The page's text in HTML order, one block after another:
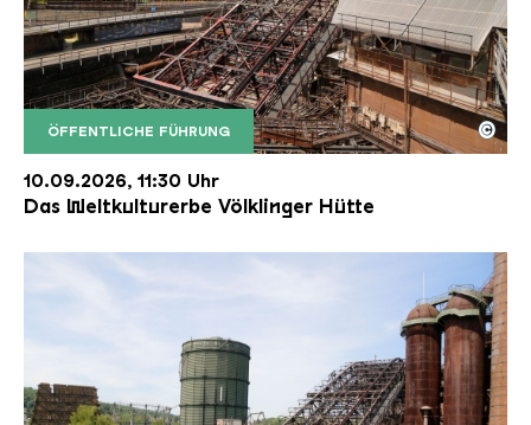
ÖFFENTLICHE FÜHRUNG
Der Erzschrägaufzug der Völklinger Hütte mit
Copyright: Weltkulturerbe Völklinger Hütte | Karl
©
10.09.2026, 11:30 Uhr
Das Weltkulturerbe Völklinger Hütte